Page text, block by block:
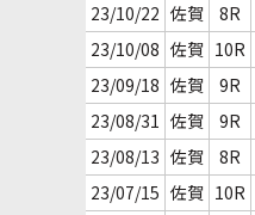
23/10/22 佐賀 8R
23/10/08 佐賀 10R
23/09/18 佐賀 9R
23/08/31 佐賀 9R
23/08/13 佐賀 8R
23/07/15 佐賀 10R